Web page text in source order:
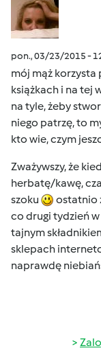
pon., 03/23/2015 -
mój mąż korzysta
książkach i na tej
na tyle, żeby
niego patrzę, to
kto wie, czym
Zważywszy, że
herbatę/kawę,
szoku
ostatnio
co drugi tydzień w
tajnym
sklepach
naprawdę